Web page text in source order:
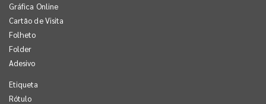
Gráfica Online
Cartão de Visita
Folheto
Folder
Adesivo
Etiqueta
Rótulo